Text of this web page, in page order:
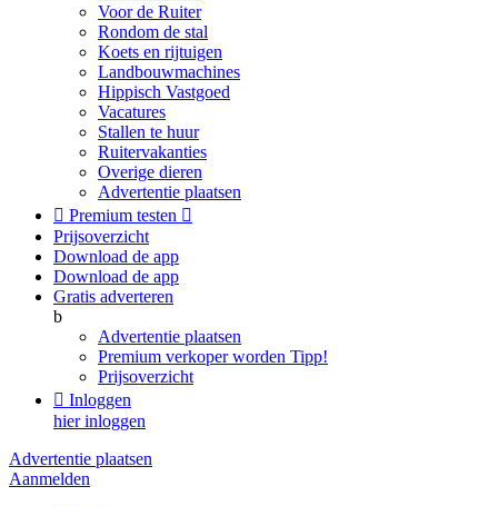
Voor de Ruiter
Rondom de stal
Koets en rijtuigen
Landbouwmachines
Hippisch Vastgoed
Vacatures
Stallen te huur
Ruitervakanties
Overige dieren
Advertentie plaatsen
 Premium testen 
Prijsoverzicht
Download de app
Download de app
Gratis adverteren
b
Advertentie plaatsen
Premium verkoper worden Tipp!
Prijsoverzicht
 Inloggen
hier inloggen
Advertentie plaatsen
Aanmelden